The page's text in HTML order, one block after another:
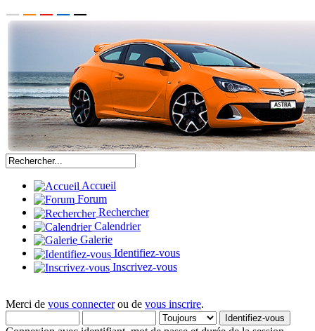
Accueil
Forum
Rechercher
Calendrier
Galerie
Identifiez-vous
Inscrivez-vous
Merci de vous connecterou de vous inscrire.